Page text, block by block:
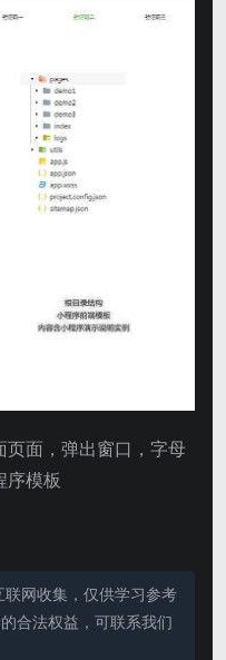
面，弹出窗口，字母
序模板
网收集，仅供学习参考
合法权益，可联系我们